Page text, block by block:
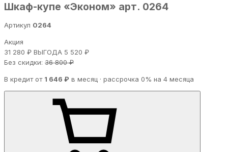
Шкаф-купе «Эконом» арт. 0264
Артикул 0264
Акция
31 280 ₽ ВЫГОДА 5 520 ₽
Без скидки: 36 800 ₽
В кредит от 1 646 ₽ в месяц · рассрочка 0% на 4 месяца